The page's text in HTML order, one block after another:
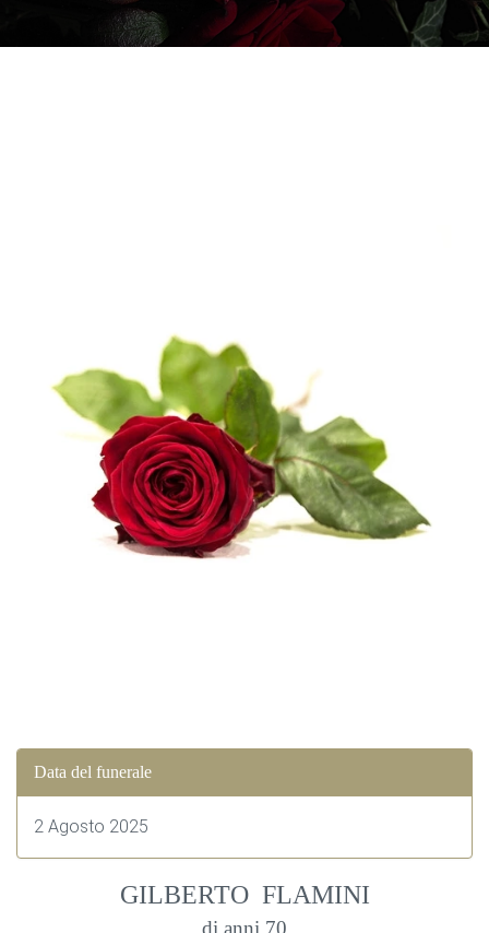
Data del funerale
2 Agosto 2025
GILBERTO FLAMINI
di anni 70